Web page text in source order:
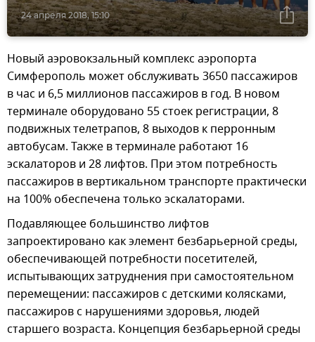
24 апреля 2018, 15:10
Новый аэровокзальный комплекс аэропорта
Симферополь может обслуживать 3650 пассажиров
в час и 6,5 миллионов пассажиров в год. В новом
терминале оборудовано 55 стоек регистрации, 8
подвижных телетрапов, 8 выходов к перронным
автобусам. Также в терминале работают 16
эскалаторов и 28 лифтов. При этом потребность
пассажиров в вертикальном транспорте практически
на 100% обеспечена только эскалаторами.
Подавляющее большинство лифтов
запроектировано как элемент безбарьерной среды,
обеспечивающей потребности посетителей,
испытывающих затруднения при самостоятельном
перемещении: пассажиров с детскими колясками,
пассажиров с нарушениями здоровья, людей
старшего возраста. Концепция безбарьерной среды